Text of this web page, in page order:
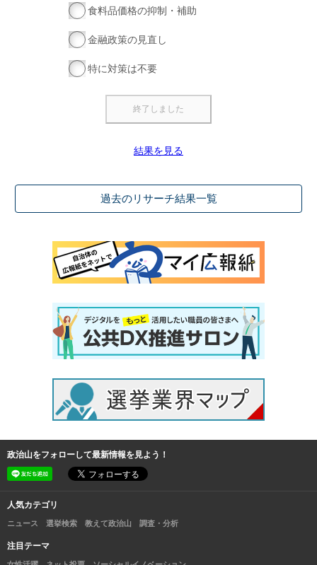
食料品価格の抑制・補助
金融政策の見直し
特に対策は不要
結果を見る
過去のリサーチ結果一覧
政治山をフォローして最新情報を見よう！
人気カテゴリ
ニュース 選挙検索 教えて政治山 調査・分析
注目テーマ